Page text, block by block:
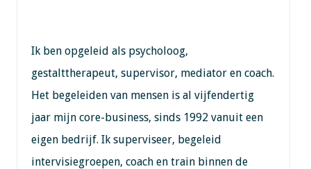
Ik ben opgeleid als psycholoog,
gestalttherapeut, supervisor, mediator en coach.
Het begeleiden van mensen is al vijfendertig
jaar mijn core-business, sinds 1992 vanuit een
eigen bedrijf. Ik superviseer, begeleid
intervisiegroepen, coach en train binnen de